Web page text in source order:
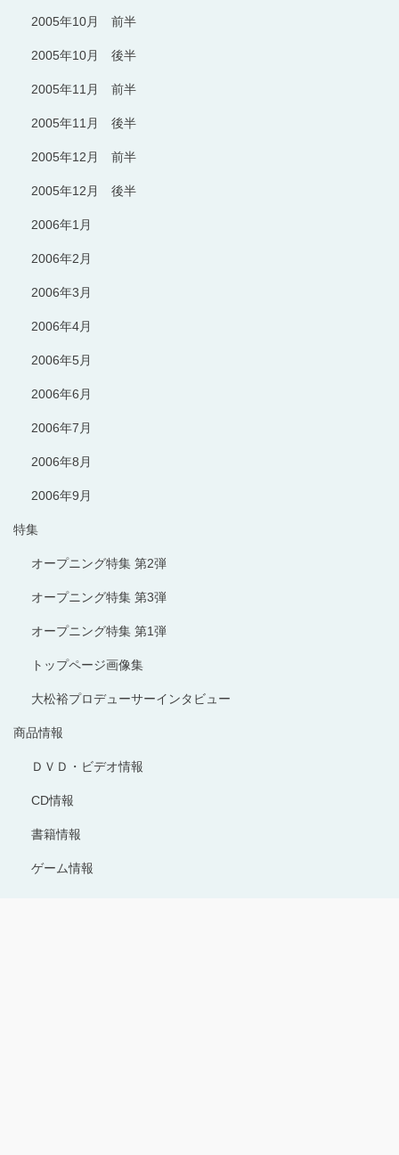
2005年10月 前半
2005年10月 後半
2005年11月 前半
2005年11月 後半
2005年12月 前半
2005年12月 後半
2006年1月
2006年2月
2006年3月
2006年4月
2006年5月
2006年6月
2006年7月
2006年8月
2006年9月
特集
オープニング特集 第2弾
オープニング特集 第3弾
オープニング特集 第1弾
トップページ画像集
大松裕プロデューサーインタビュー
商品情報
ＤＶＤ・ビデオ情報
CD情報
書籍情報
ゲーム情報